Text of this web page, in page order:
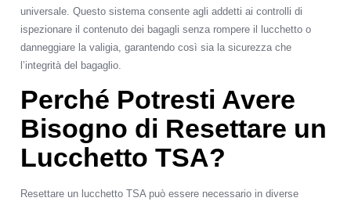
universale. Questo sistema consente agli addetti ai controlli di
ispezionare il contenuto dei bagagli senza rompere il lucchetto o
danneggiare la valigia, garantendo così sia la sicurezza che
l’integrità del bagaglio.
Perché Potresti Avere
Bisogno di Resettare un
Lucchetto TSA?
Resettare un lucchetto TSA può essere necessario in diverse